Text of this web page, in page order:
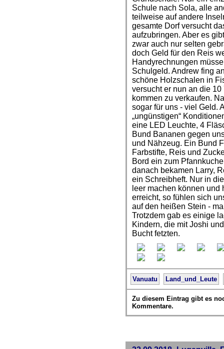
Schule nach Sola, alle
teilweise auf andere
gesamte Dorf versucht
aufzubringen. Aber es
zwar auch nur selten
doch Geld für den Reis
Handyrechnungen
Schulgeld. Andrew fing
schöne Holzschalen in
versucht er nun an die
kommen zu verkaufen.
sogar für uns - viel Geld.
„ungünstigen“
eine LED Leuchte, 4
Bund Bananen gegen
und Nähzeug. Ein Bund
Farbstifte, Reis und
Bord ein zum
danach bekamen Larry,
ein Schreibheft. Nur in
leer machen können
erreicht, so fühlen sich
auf den heißen Stein -
Trotzdem gab es einige
Kindern, die mit Joshi
Bucht fetzten.
Vanuatu Land_und_Leute
Zu diesem Eintrag gibt es
Kommentare.